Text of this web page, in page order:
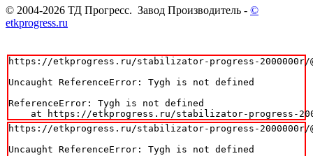
© 2004-2026 ТД Прогресс. Завод Производитель - ©
etkprogress.ru
https://etkprogress.ru/stabilizator-progress-2000000r/
Uncaught ReferenceError: Tygh is not defined
ReferenceError: Tygh is not defined
at https://etkprogress.ru/stabilizator-progress-
https://etkprogress.ru/stabilizator-progress-2000000r/
Uncaught ReferenceError: Tygh is not defined